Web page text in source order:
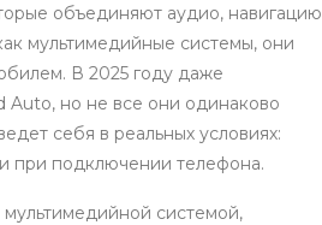
объединяют аудио, навигацию
мультимедийные системы, они
. В 2025 году даже
но не все они одинаково
себя в реальных условиях:
при подключении телефона.
мультимедийной системой,